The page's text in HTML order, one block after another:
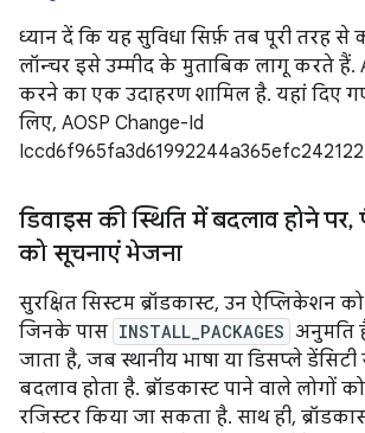
ध्यान दें कि यह सुविधा सिर्फ़ तब पूरी तरह
लॉन्चर इसे उम्मीद के मुताबिक लागू करते हैं.
करने का एक उदाहरण शामिल है. यहां दिए
लिए, AOSP Change-Id
डिवाइस की स्थिति में बदलाव होने पर,
को सूचनाएं भेजना
सुरक्षित सिस्टम ब्रॉडकास्ट, उन ऐप्लिकेशन
जिनके पास INSTALL_PACKAGES अनुमति
जाता है, जब स्थानीय भाषा या डिसप्ले डेंसिटी
बदलाव होता है. ब्रॉडकास्ट पाने वाले लोगों
रजिस्टर किया जा सकता है. साथ ही,